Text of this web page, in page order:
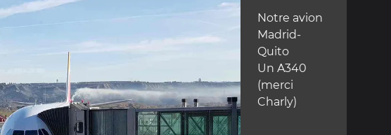
Notre avion
Madrid-
Quito
Un A340
(merci
Charly)